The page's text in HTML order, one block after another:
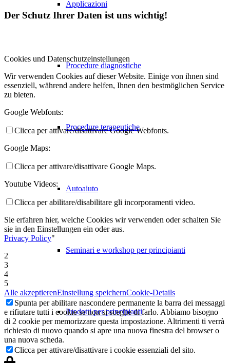
Applicazioni
Procedure diagnostiche
Procedure terapeutiche
Autoaiuto
Seminari e workshop per principianti
Prodotti per principianti
Der Schutz Ihrer Daten ist uns wichtig!
Cookies und Datenschutzeinstellungen
Wir verwenden Cookies auf dieser Website. Einige von ihnen sind
essenziell, während andere helfen, Ihnen den bestmöglichen Service
zu bieten.
Google Webfonts:
Clicca per attivare/disattivare Google Webfonts.
Google Maps:
Clicca per attivare/disattivare Google Maps.
Youtube Videos:
Clicca per abilitare/disabilitare gli incorporamenti video.
Sie erfahren hier, welche Cookies wir verwenden oder schalten Sie
sie in den Einstellungen ein oder aus.
Privacy Policy"
2
3
4
5
Alle akzeptierenEinstellung speichernCookie-Details
Spunta per abilitare nascondere permanente la barra dei messaggi
e rifiutare tutti i cookie se non si sceglie di farlo. Abbiamo bisogno
di 2 cookie per memorizzare questa impostazione. Altrimenti ti verrà
richiesto di nuovo quando si apre una nuova finestra del browser o
una nuova scheda.
Clicca per attivare/disattivare i cookie essenziali del sito.